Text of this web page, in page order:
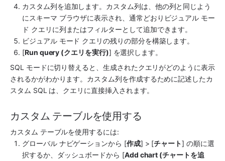
カスタム列を追加します。カスタム列は、他の列と同じよう
にスキーマ ブラウザに表示され、通常どおりビジュアル モー
ド クエリに列またはフィルターとして追加できます。
ビジュアル モード クエリの残りの部分を構築します。
[Run query (クエリを実行)] を選択します。
SQL モードに切り替えると、生成されたクエリがどのように表示
されるかがわかります。カスタム列を作成するために記述したカ
スタム SQL は、クエリに直接挿入されます。
カスタム テーブルを使用する
カスタム テーブルを使用するには:
グローバル ナビゲーションから [作成] > [チャート] の順に選
択するか、ダッシュボードから [Add chart (チャートを追